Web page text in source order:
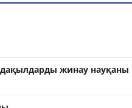
жинау науқаны